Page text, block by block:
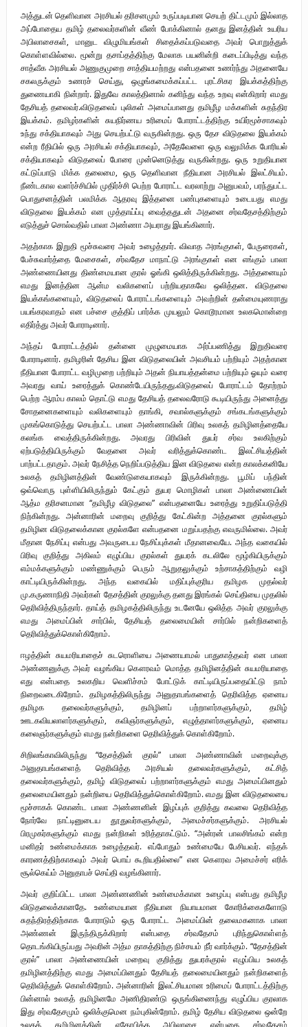
​அத்துடன் தெளிவான அரசியல் தரிசனமும் உருப்படியான செயற் திட்டமும் இல்லாத
அப்போதைய தமிழ் தலைவர்களின் வீண் போக்கினால் தனது இனத்தின் உயரிய
அபிலாசைகள், மானுட விழுமியங்கள் சிதைக்கப்படுவதை அவர் பொறுத்துக்
கொள்ளவில்லை. மூன்று தசாப்தத்திற்கு மேலாக பயனின்றி கடைப்பிடித்து வந்த
சாத்வீக அரசியல் அணுகுமுறை சாத்தியமற்றது என்பதனை உணர்ந்து அதனையே
சகலருக்கும் உணரச் செய்து, ஒழுங்கமைக்கப்பட்ட புரட்சிகர இயக்கத்திற்கு
துணையாகி நின்றார். இதுவே காலத்தினால் கனிந்து வந்த உறவு என்கிறார் எமது
தேசியத் தலைவர்.விடுதலைப் புலிகள் அமைப்பானது தமிழீழ மக்களின் சுதந்திர
இயக்கம். தமிழர்களின் சுயநிர்ணய உரிமைப் போராட்டத்திற்கு உயிர்மூச்சாகவும்
உந்து சக்தியாகவும் அது செயற்பட்டு வருகின்றது. ஒரு தேச விடுதலை இயக்கம்
என்ற ரீதியில் ஒரு அரசியல் சக்தியாகவும், அதேவேளை ஒரு வலுமிக்க போரியல்
சக்தியாகவும் விடுதலைப் போரை முன்னெடுத்து வருகின்றது. ஒரு உறுதியான
கட்டுப்பாடு மிக்க தலைமை, ஒரு தெளிவான நீதியான அரசியல் இலட்சியம்.
நீண்டகால வளர்ச்சியில் முதிர்ச்சி பெற்ற போராட்ட வரலாற்று அனுபவம், பரந்துபட்ட
பொதுசனத்தின் பலமிக்க ஆதரவு இத்தனை பண்புகளையும் உடையது எமது
விடுதலை இயக்கம் என முத்தாய்ப்பு வைத்ததுடன் அதனை சர்வதேசத்திற்கும்
எடுத்துச் சொல்வதில் பாலா அண்ணா அயராது இயங்கினார்.
அதற்காக இறுதி மூச்சுவரை அவர் உழைத்தார். விவாத அரங்குகள், பேருரைகள்,
பேச்சுவார்த்தை மேசைகள், சர்வதேச மாநாட்டு அரங்குகள் என எங்கும் பாலா
அண்ணையினது திண்மையான குரல் ஓங்கி ஒலித்திருக்கின்றது. அத்தனையும்
எமது இனத்தின ஆன்ம வலிகளைப் பற்றியதாகவே ஒலித்தன. விடுதலை
இயக்கங்களையும், விடுதலைப் போராட்டங்களையும் அவற்றின் தன்மையுணராது
பயங்கரவாதம் என பச்சை குத்திப் பார்க்க முயலும் கொடூரமான உலகமொன்றை
எதிர்த்து அவர் போராடினார்.
அந்தப் போராட்டத்தில் தன்னை முழுமையாக அர்ப்பணித்து இறுதிவரை
போராடினார். தமிழரின் தேசிய இன விடுதலையின் அவசியம் பற்றியும் அதற்கான
நீதியான போராட்ட வழிமுறை பற்றியும் அதன் நியாயத்தன்மை பற்றியும் ஓயும் வரை
அவரது வாய் உரைத்துக் கொண்டேயிருந்தது.விடுதலைப் போராட்டம் தோற்றம்
பெற்ற ஆரம்ப காலம் தொட்டு எமது தேசியத் தலைவரோடு கூடியிருந்து அனைத்து
சோதனைகளையும் வலிகளையும் தாங்கி, சவால்களுக்கும் சங்கடங்களுக்கும்
முகங்கொடுத்து செயற்பட்ட பாலா அண்ணாவின் பிரிவு உலகத் தமிழினத்தையே
கலங்க வைத்திருக்கின்றது. அவரது பிரிவின் துயர் சர்வ உலகிற்கும்
ஏற்படுத்தியிருக்கும் வேதனை அவர் வரித்துக்கொண்ட இலட்சியத்தின்
பாற்பட்டதாகும். அவர் நேசித்த நெறிப்படுத்திய இன விடுதலை என்ற காலக்கனியே
உலகத் தமிழினத்தின் வேண்டுகையாகவும் இருக்கின்றது. பூமிப் பந்தின்
ஒவ்வொரு புள்ளியிலிருந்தும் கேட்கும் துயர மொழிகள் பாலா அண்ணையின்
ஆத்ம தரிசனமான “தமிழீழ விடுதலை” என்பதனையே உரைத்து உறுதிப்படுத்தி
நிற்கின்றது. அன்னாரின் மறைவு குறித்து கேட்கின்ற அத்தனை குரல்களும்
தமிழின விடுதலைக்கான குரல்களே என்பதனை மறுப்பதற்கு எவருமில்லை. அவர்
மீதான நேசிப்பு என்பது அவருடைய நேசிப்புக்கள் மீதானவையே. அந்த வகையில்
பிரிவு குறித்து அகிலம் எழுப்பிய குரல்கள் துயரக் கடலிலே மூழ்கியிருக்கும்
எம்மக்களுக்கும் மண்ணுக்கும் பெரும் ஆறுதலுக்கும் உற்சாகத்திற்கும் வழி
காட்டியிருக்கின்றது. அந்த வகையில் மதிப்புக்குரிய தமிழக முதல்வர்
மு.கருணாநிதி அவர்கள் தேசத்தின் குரலுக்கு தனது இரங்கல் செய்தியை முதலில்
தெரிவித்திருந்தார். தாய்த் தமிழகத்திலிருந்து உடனேயே ஒலித்த அவர் குரலுக்கு
எமது அமைப்பின் சார்பில், தேசியத் தலைமையின் சார்பில் நன்றிகளைத்
தெரிவித்துக்கொள்கிறோம்.
ஈழத்தின் சுயமரியாதைச் சுடரொளியை அணையாமல் பாதுகாத்தவர் என பாலா
அண்ணனுக்கு அவர் வழங்கிய கௌரவம் மொத்த தமிழினத்தின் சுயமரியாதை
எது என்பதை உலகறிய வெளிச்சம் போட்டுக் காட்டியிருப்பதையிட்டு நாம்
நிறைவடைகிறோம். தமிழகத்திலிருந்து அனுதாபங்களைத் தெரிவித்த ஏனைய
தமிழக தலைவர்களுக்கும், தமிழினப் பற்றாளர்களுக்கும், தமிழ்
ஊடகவியலாளர்களுக்கும், கவிஞர்களுக்கும், எழுத்தாளர்களுக்கும், ஏனைய
கலைஞர்களுக்கும் எமது நன்றிகளை தெரிவித்துக் கொள்கிறோம்.
சிறிலங்காவிலிருந்து “தேசத்தின் குரல்” பாலா அண்ணாவின் மறைவுக்கு
அனுதாபங்களைத் தெரிவித்த அரசியல் தலைவர்களுக்கும், கட்சித்
தலைவர்களுக்கும், தமிழ் விடுதலைப் பற்றாளர்களுக்கும் எமது அமைப்பினதும்
தலைமையினதும் நன்றியை தெரிவித்துக்கொள்கிறோம். எமது இன விடுதலையை
மூச்சாகக் கொண்ட பாலா அண்ணனின் இழப்புக் குறித்து கவலை தெரிவித்த
நோர்வே நாட்டினுடைய தூதுவர்களுக்கும், அமைச்சர்களுக்கும். அரசியல்
பிரமுகர்களுக்கும் எமது நன்றிகள் உரித்தாகட்டும். “அன்ரன் பாலசிங்கம் என்ற
மனிதர் உண்மைக்காக உழைத்தவர். எப்போதும் உண்மையே பேசியவர். எந்தக்
காரணத்திற்காகவும் அவர் பொய் கூறியதில்லை” என கௌரவ அமைச்சர் எரிக்
சூல்கெய்ம் அனுதாபச் செய்தி வழங்கினார்.
அவர் குறிப்பிட்ட பாலா அண்ணணின் உண்மைக்கான உழைப்பு என்பது தமிழீழ
விடுதலைக்கானதே. உண்மையான நீதியான நியாயமான கோரிக்கைகளோடு
சுதந்திரத்திற்காக போராடும் ஒரு போராட்ட அமைப்பின் தலைமகனாக பாலா
அண்ணன் இருந்திருக்கிறார் என்பதை சர்வதேசம் புரிந்துகொள்ளத்
தொடங்கியிருப்பது அவரின் அத்ம தாகத்திற்கு நிச்சயம் நீர் வார்க்கும். “தேசத்தின்
குரல்” பாலா அண்ணையின் மறைவு குறித்து துயரக்குரல் எழுப்பிய உலகத்
தமிழினத்திற்கு எமது அமைப்பினதும் தேசியத் தலைமையினதும் நன்றிகளைத்
தெரிவித்துக் கொள்கிறோம். அன்னாரின் இலட்சியமான உரிமைப் போராட்டத்திற்கு
பின்னால் உலகத் தமிழினமே அணிதிரண்டு ஒருங்கிணைந்து எழுப்பிய குரலாக
இது சர்வதேசமும் ஒலிக்குமென நம்புகின்றோம். தமிழ் தேசிய விடுதலை ஒன்றே
உலகத் தமிழினத்தின் ஏகோபித்த அபிலாசை என்பதை சர்வதேசம்